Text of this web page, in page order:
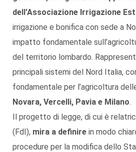
dell’Associazione Irrigazione
irrigazione e bonifica con sede a
impatto fondamentale
del territorio lombardo.
principali sistemi del Nord Italia,
fondamentale per l’agricoltura
Novara, Vercelli, Pavia e Milano.
Il progetto di legge, di cui è
(FdI), mira a definire in modo
procedure per la modifica dello